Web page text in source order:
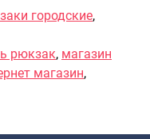
городские,
рюкзак, магазин
магазин,